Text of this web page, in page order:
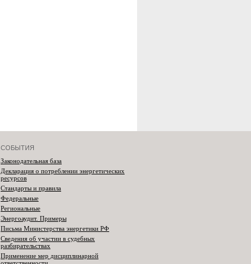
СОБЫТИЯ
Законодательная база
Декларация о потреблении энергетических
ресурсов
Стандарты и правила
Федеральные
Региональные
Энергоаудит. Примеры
Письма Министерства энергетики РФ
Сведения об участии в судебных
разбирательствах
Применение мер дисциплинарной